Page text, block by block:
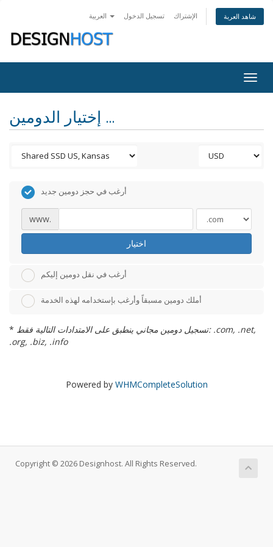
تسجيل الدخول الإشتراك شاهد العربة
إختيار الدومين ...
أرغب في حجز دومين جديد
www.
اختيار
أرغب في نقل دومين إليكم
أملك دومين مسبقاً وأرغب بإستخدامه لهذه الخدمة
* تسجيل دومين مجاني ينطبق على الامتدادات التالية فقط: .com, .net,
.org, .biz, .info
Powered by WHMCompleteSolution
Copyright © 2026 Designhost. All Rights Reserved.